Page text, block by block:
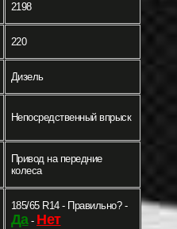
2198
220
Дизель
Непосредственный впрыск
Привод на передние
колеса
185/65 R14 - Правильно? -
Да- Нет